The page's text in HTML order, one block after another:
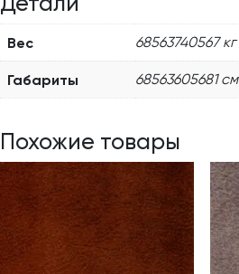
Вес 68563740567 кг
Габариты 68563605681 см
Похожие товары